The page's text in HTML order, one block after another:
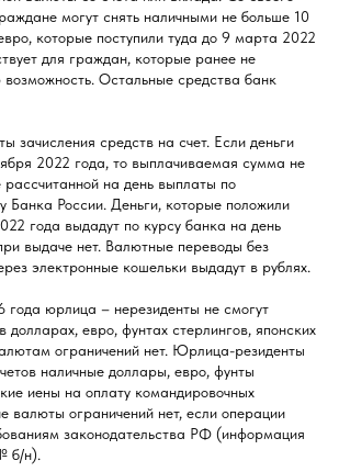
могут снять наличными не больше 10
которые поступили туда до 9 марта 2022
для граждан, которые ранее не
возможность. Остальные средства банк
зачисления средств на счет. Если деньги
2022 года, то выплачиваемая сумма не
на день выплаты по
Банка России. Деньги, которые положили
года выдадут по курсу банка на день
выдаче нет. Валютные переводы без
электронные кошельки выдадут в рублях.
года юрлица – нерезиденты не смогут
долларах, евро, фунтах стерлингов, японских
ограничений нет. Юрлица-резиденты
наличные доллары, евро, фунты
иены на оплату командировочных
валюты ограничений нет, если операции
законодательства РФ (информация
б/н).